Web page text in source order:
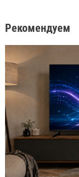
Рекомендуем